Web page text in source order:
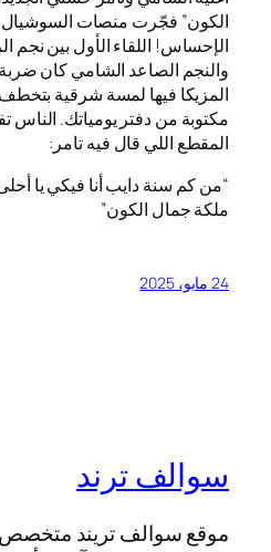
الكون” فجّرت منصات السوشيال
الإحساس! اللقاء الأول بين نجم
والنجم الصاعد الشامي كان
المزيكا فيها لمسة شرقية بتخطف
مكتوبة من دفتر يومياتك.
المقطع اللي قال فيه تامر:
“من كم سنة دايب أنا فيكي يا
ملكة جمال الكون”
24 مايو، 2025
سوالف ترند
موقع سوالف تريند